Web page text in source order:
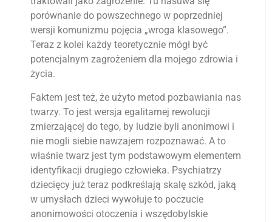
porównanie do powszechnego w poprzedniej
wersji komunizmu pojęcia „wroga klasowego”.
Teraz z kolei każdy teoretycznie mógł być
potencjalnym zagrożeniem dla mojego zdrowia i
życia.
Faktem jest też, że użyto metod pozbawiania nas
twarzy. To jest wersja egalitarnej rewolucji
zmierzającej do tego, by ludzie byli anonimowi i
nie mogli siebie nawzajem rozpoznawać. A to
właśnie twarz jest tym podstawowym elementem
identyfikacji drugiego człowieka. Psychiatrzy
dziecięcy już teraz podkreślają skalę szkód, jaką
w umysłach dzieci wywołuje to poczucie
anonimowości otoczenia i wszędobylskie